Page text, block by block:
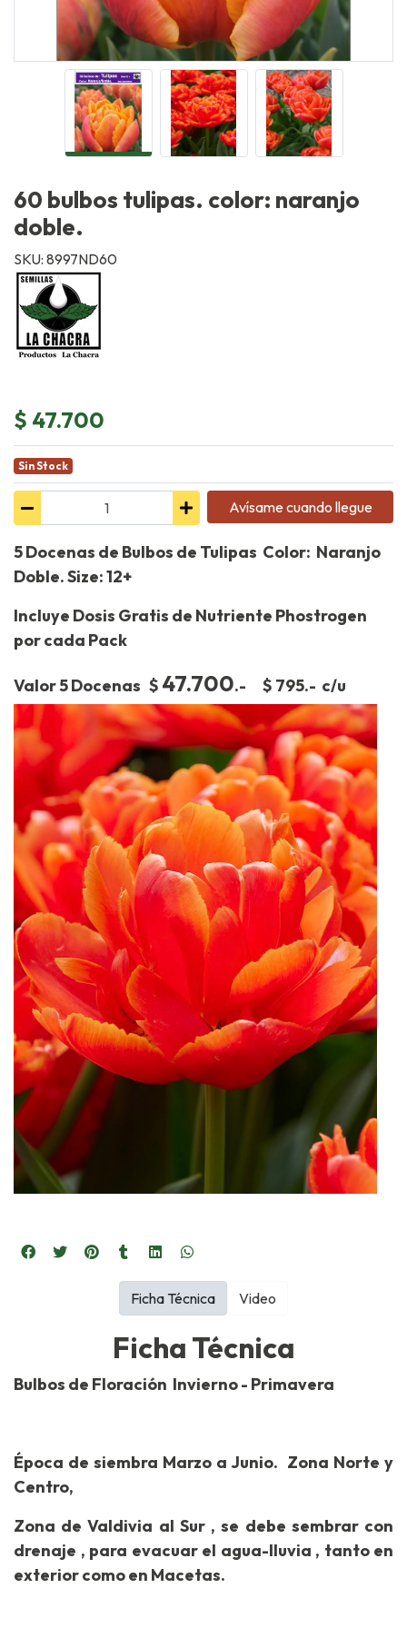
60 bulbos tulipas. color: naranjo
doble.
SKU: 8997ND60
$ 47.700
Sin Stock
Avísame cuando llegue
5 Docenas de Bulbos de Tulipas Color: Naranjo
Doble. Size: 12+
Incluye Dosis Gratis de Nutriente Phostrogen
por cada Pack
Valor 5 Docenas $ 47.700.- $ 795.- c/u
Ficha Técnica
Bulbos de Floración Invierno - Primavera
Época de siembra Marzo a Junio. Zona Norte y
Centro,
Zona de Valdivia al Sur , se debe sembrar con
drenaje , para evacuar el agua-lluvia , tanto en
exterior como en Macetas.
Ficha Técnica Video